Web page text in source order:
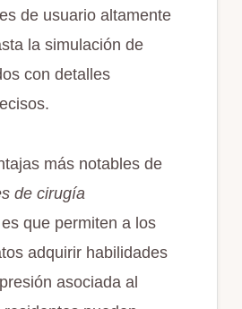
de usuario altamente
la simulación de
con detalles
más notables de
de cirugía
es que permiten a los
adquirir habilidades
asociada al